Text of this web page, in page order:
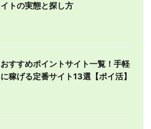
イトの実態と探し方
おすすめポイントサイト一覧！手軽
に稼げる定番サイト13選【ポイ活】